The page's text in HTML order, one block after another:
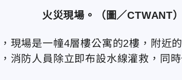
火災現場。 （圖／CTWANT）
現場是一幢4層樓公寓的2樓，附近
消防人員除立即布設水線灌救，同